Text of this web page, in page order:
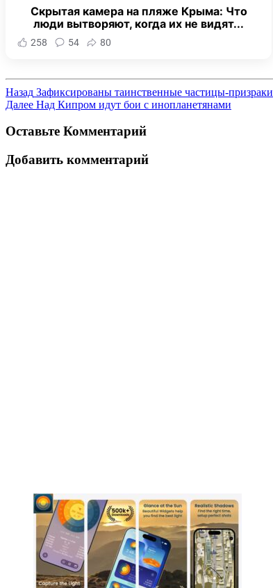
Скрытая камера на пляже Крыма: Что
люди вытворяют, когда их не видят...
258 54 80
Назад Зафиксированы таинственные частицы-призраки
Далее Над Кипром идут бои с инопланетянами
Оставьте Комментарий
Добавить комментарий